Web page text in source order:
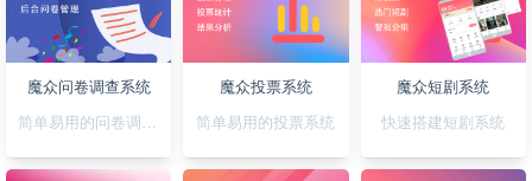
魔众问卷调查系统
简单易用的问卷调查系统
魔众投票系统
简单易用的投票系统
魔众短剧系统
快速搭建短剧系统